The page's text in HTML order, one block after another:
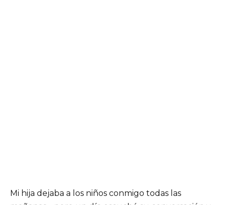
Mi hija dejaba a los niños conmigo todas las